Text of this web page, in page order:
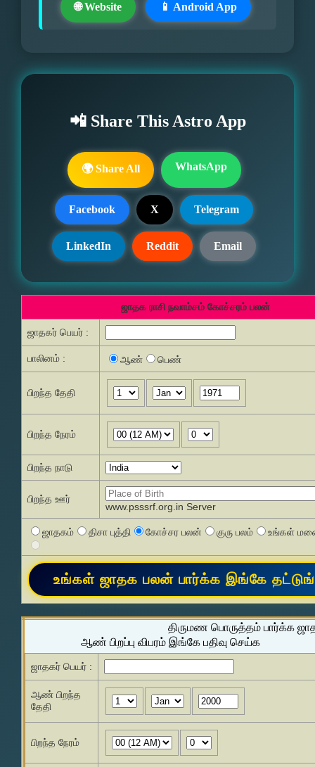
🌐 Website 📱 Android App
📲 Share This Astro App
🌍 Share All WhatsApp
Facebook X Telegram
LinkedIn Reddit Email
ஜாதக ராசி நவாம்சம் கோச்சரம் பலன்
ஜாதகர் பெயர் :
பாலினம் : ஆண் பெண்
பிறந்த தேதி
பிறந்த நேரம்
பிறந்த நாடு
பிறந்த ஊர்
www.psssrf.org.in Server
ஜாதகம் திசா புத்தி கோச்சர பலன் குரு பலம் உங்கள்
திருமண பொருத்தம் பார்க்க
ஆண் பிறப்பு விபரம் இங்கே பதிவு செய்க
ஜாதகர் பெயர் :
ஆண் பிறந்த
தேதி
பிறந்த நேரம்